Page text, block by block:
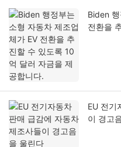
Biden
전환을
EU 전기
이 경고